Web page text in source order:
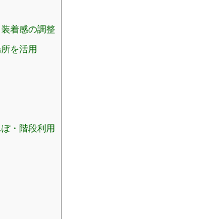
着感の調整
を活用
・階段利用